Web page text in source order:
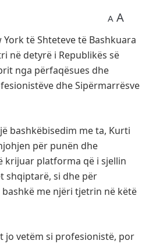
A A
të Shteteve të Bashkuara
në detyrë i Republikës së
nga përfaqësues dhe
dhe Sipërmarrësve
bashkëbisedim me ta, Kurti
për punën dhe
krijuar platforma që i sjellin
shqiptarë, si dhe për
bashkë me njëri tjetrin në këtë
jo vetëm si profesionistë, por